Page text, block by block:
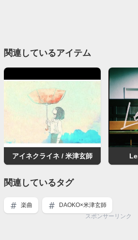
関連しているアイテム
アイネクライネ / 米津玄師
関連しているタグ
楽曲
DAOKO×米津玄師
スポンサーリンク